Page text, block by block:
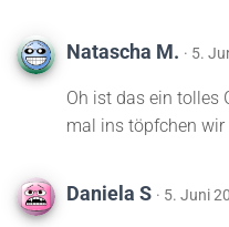
Natascha M. · 5.
Oh ist das ein tolles
mal ins töpfchen wir
Daniela S · 5. Juni